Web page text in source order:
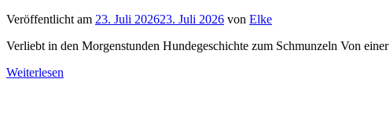
Veröffentlicht am 23. Juli 202623. Juli 2026 von Elke
Verliebt in den Morgenstunden Hundegeschichte zum Schmunzeln Von
Weiterlesen